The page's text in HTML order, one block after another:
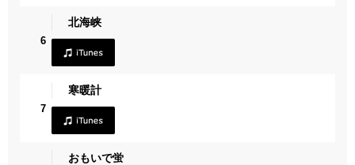
6
北海峡
7
寒暖計
おもいで蛍